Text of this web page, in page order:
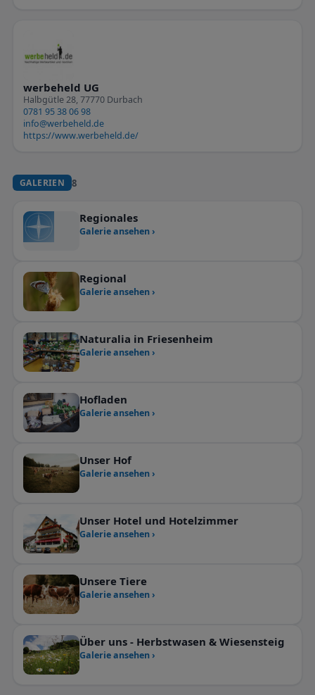
werbeheld UG
Halbgütle 28, 77770 Durbach
0781 95 38 06 98
info@werbeheld.de
https://www.werbeheld.de/
GALERIEN 8
Regionales
Galerie ansehen ›
Regional
Galerie ansehen ›
Naturalia in Friesenheim
Galerie ansehen ›
Hofladen
Galerie ansehen ›
Unser Hof
Galerie ansehen ›
Unser Hotel und Hotelzimmer
Galerie ansehen ›
Unsere Tiere
Galerie ansehen ›
Über uns - Herbstwasen & Wiesensteig
Galerie ansehen ›